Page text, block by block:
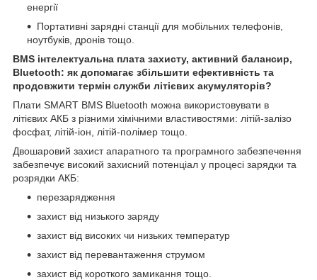
енергії
Портативні зарядні станції для мобільних телефонів,
ноутбуків, дронів тощо.
BMS інтелектуальна плата захисту, активний балансир,
Bluetooth: як допомагає збільшити ефективність та
продовжити термін служби літієвих акумуляторів?
Плати SMART BMS Bluetooth можна використовувати в
літієвих АКБ з різними хімічними властивостями: літій-залізо
фосфат, літій-іон, літій-полімер тощо.
Двошаровий захист апаратного та програмного забезпечення
забезпечує високий захисний потенціал у процесі зарядки та
розрядки АКБ:
перезарядження
захист від низького заряду
захист від високих чи низьких температур
захист від перевантаження струмом
захист від короткого замикання тощо.